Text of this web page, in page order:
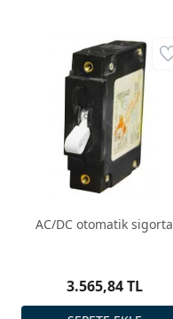
AC/DC otomatik sigorta
3.565,84 TL